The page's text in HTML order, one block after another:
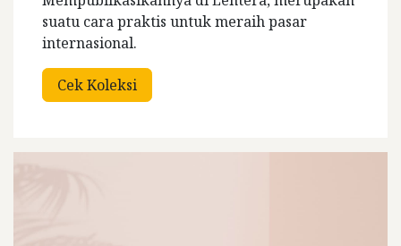
suatu cara praktis untuk meraih pasar
internasional.
Cek Koleksi​